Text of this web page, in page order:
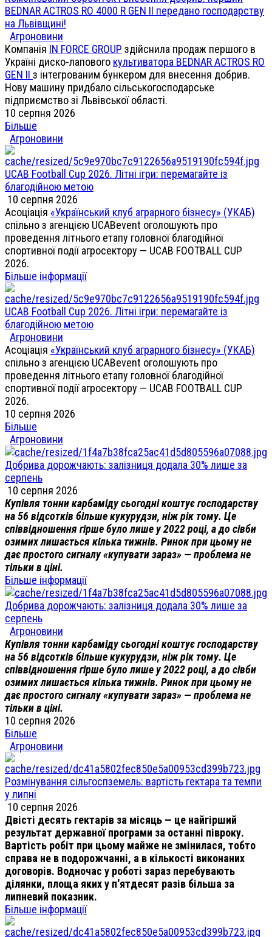
BEDNAR ACTROS RO 4000 R GEN II передано господарству
на Львівщині!
Агроновини
Компанія IN FORCE GROUP здійснила продаж першого в
Україні диско-лапового культиватора BEDNAR ACTROS RO
GEN II з інтегрованим бункером для внесення добрив.
Нову машину придбало сільськогосподарське
підприємство зі Львівської області.
10 серпня 2026
Більше
Агроновини
UCAB Football Cup 2026. Літні ігри: перемагайте із
благодійною метою
10 серпня 2026
Асоціація «Український клуб аграрного бізнесу» (УКАБ)
спільно з агенцією UCABevent оголошують про
проведення літнього етапу головної благодійної
спортивної події агросектору — UCAB FOOTBALL CUP
2026.
Більше інформації
UCAB Football Cup 2026. Літні ігри: перемагайте із
благодійною метою
Агроновини
Асоціація «Український клуб аграрного бізнесу» (УКАБ)
спільно з агенцією UCABevent оголошують про
проведення літнього етапу головної благодійної
спортивної події агросектору — UCAB FOOTBALL CUP
2026.
10 серпня 2026
Більше
Агроновини
Добрива дорожчають: залізниця додала 30% лише за
серпень
10 серпня 2026
Купівля тонни карбаміду сьогодні коштує господарству
на 56 відсотків більше кукурудзи, ніж рік тому. Це
співвідношення гірше було лише у 2022 році, а до сівби
озимих лишається кілька тижнів. Ринок при цьому не
дає простого сигналу «купувати зараз» — проблема не
тільки в ціні.
Більше інформації
Добрива дорожчають: залізниця додала 30% лише за
серпень
Агроновини
Купівля тонни карбаміду сьогодні коштує господарству
на 56 відсотків більше кукурудзи, ніж рік тому. Це
співвідношення гірше було лише у 2022 році, а до сівби
озимих лишається кілька тижнів. Ринок при цьому не
дає простого сигналу «купувати зараз» — проблема не
тільки в ціні.
10 серпня 2026
Більше
Агроновини
Розмінування сільгоспземель: вартість гектара та темпи
у липні
10 серпня 2026
Двісті десять гектарів за місяць — це найгірший
результат державної програми за останні півроку.
Вартість робіт при цьому майже не змінилася, тобто
справа не в подорожчанні, а в кількості виконаних
договорів. Водночас у роботі зараз перебувають
ділянки, площа яких у п'ятдесят разів більша за
липневий показник.
Більше інформації